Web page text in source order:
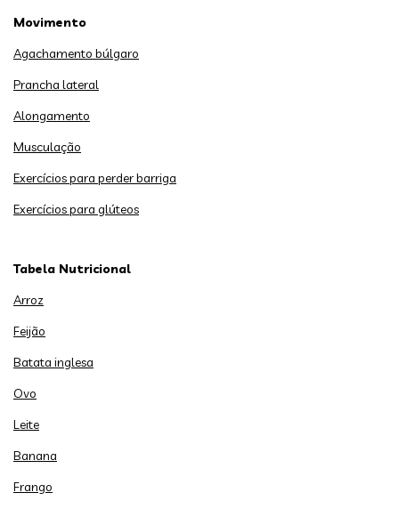
Movimento
Agachamento búlgaro
Prancha lateral
Alongamento
Musculação
Exercícios para perder barriga
Exercícios para glúteos
Tabela Nutricional
Arroz
Feijão
Batata inglesa
Ovo
Leite
Banana
Frango